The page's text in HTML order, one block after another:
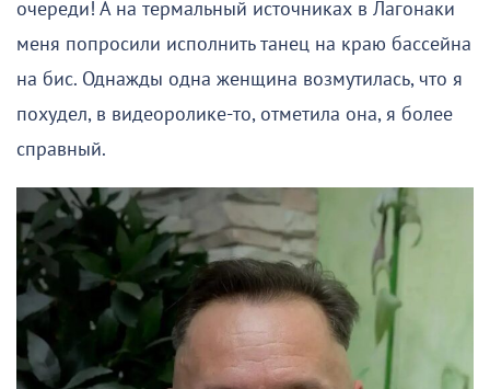
очереди! А на термальный источниках в Лагонаки
меня попросили исполнить танец на краю бассейна
на бис. Однажды одна женщина возмутилась, что я
похудел, в видеоролике-то, отметила она, я более
справный.